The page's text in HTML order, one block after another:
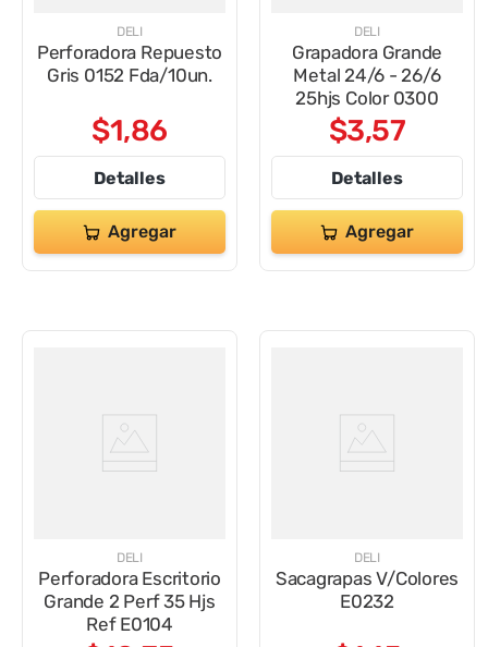
DELI
Perforadora Repuesto
Gris 0152 Fda/10un.
$1,86
Detalles
Agregar
DELI
Grapadora Grande
Metal 24/6 - 26/6
25hjs Color 0300
$3,57
Detalles
Agregar
DELI
Perforadora Escritorio
Grande 2 Perf 35 Hjs
Ref E0104
DELI
Sacagrapas V/Colores
E0232